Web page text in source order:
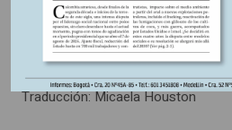
Monetario Internacional,
Director deLe Monde diplomatique
Traducción: Micaela Houston